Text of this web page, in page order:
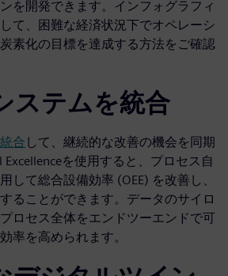
を開発できます。インフォグラフィ
て、困難な経済状況下でオペレーシ
素化の目標を達成する方法をご確認
ステムを統合
合 して、継続的な改善の機会を同期
を使用すると、プロセス自
して総合設備効率 (OEE) を改善し、
ることができます。データのサイロ
ロセス全体をエンドツーエンドで可
率を高められます。